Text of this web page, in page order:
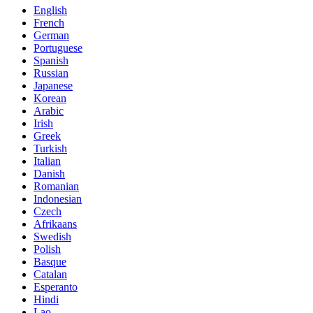
English
French
German
Portuguese
Spanish
Russian
Japanese
Korean
Arabic
Irish
Greek
Turkish
Italian
Danish
Romanian
Indonesian
Czech
Afrikaans
Swedish
Polish
Basque
Catalan
Esperanto
Hindi